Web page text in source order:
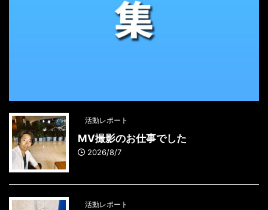
活動レポート
MV撮影のお仕事でした
2026/8/7
活動レポート